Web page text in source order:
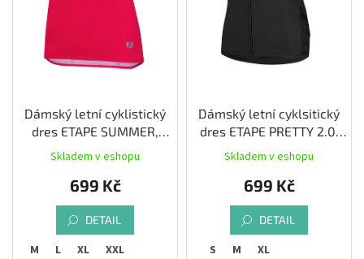
Dámský letní cyklistický
dres ETAPE SUMMER,
bílá/růžová
Skladem v eshopu
699 Kč
DETAIL
M L XL XXL
Dámský letní cyklsitický
dres ETAPE PRETTY 2.0,
bílá/růžová
Skladem v eshopu
699 Kč
DETAIL
S M XL